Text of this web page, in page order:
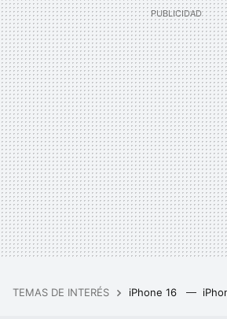
TEMAS DE INTERÉS iPhone 16